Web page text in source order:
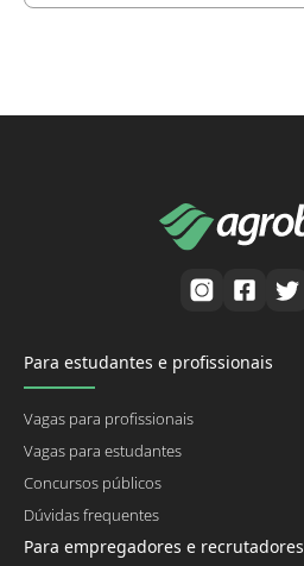
Para estudantes e profissionais
Vagas para profissionais
Vagas para estudantes
Concursos públicos
Dúvidas frequentes
Para empregadores e recrutadores